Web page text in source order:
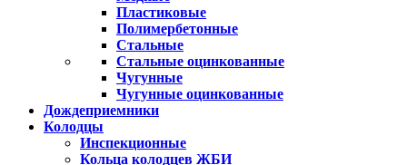
Пластиковые
Полимербетонные
Стальные
Стальные оцинкованные
Чугунные
Чугунные оцинкованные
Дождеприемники
Колодцы
Инспекционные
Кольца колодцев ЖБИ